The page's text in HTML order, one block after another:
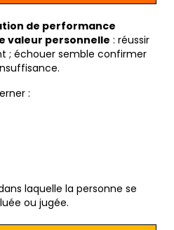
de performance
valeur personnelle : réussir
; échouer semble confirmer
:
laquelle la personne se
ou jugée.